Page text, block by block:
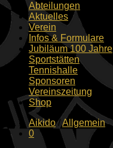
Abteilungen
Aktuelles
Verein
Infos & Formulare
Jubiläum 100 Jahre
Sportstätten
Tennishalle
Sponsoren
Vereinszeitung
Shop
Aikido /Allgemein
0